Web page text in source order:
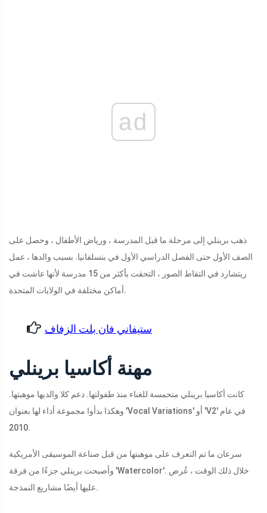
ad
ذهب برينلي إلى مرحلة ما قبل المدرسة ، ورياض الأطفال ، وحصل على
الصف الأول حتى الفصل الدراسي الأول في بنسلفانيا. بسبب والدها ، عمل
ريتشارد في التقاط الصور ، التحقت بأكثر من 15 مدرسة لأنها عاشت في
أماكن مختلفة في الولايات المتحدة.
ستيفاني فان بلت الزفاف
مهنة أكاسيا برينلي
كانت أكاسيا برينلي متحمسة للغناء منذ طفولتها. دعم كلا والديها موهبتها.
وهكذا بدأوا مجموعة أداء لها بعنوان 'Vocal Variations' أو 'V2' في عام
2010.
سرعان ما تم التعرف على موهبتها من قبل صناعة الموسيقى الأمريكية
وأصبحت برينلي جزءًا من فرقة 'Watercolor'. خلال ذلك الوقت ، عُرض
عليها أيضًا مشاريع النمذجة.